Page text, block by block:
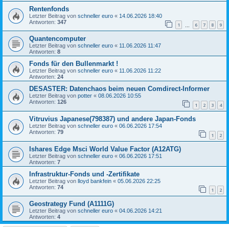
Rentenfonds
Letzter Beitrag von schneller euro « 14.06.2026 18:40
Antworten: 347 1 6 7 8 9
Quantencomputer
Letzter Beitrag von schneller euro « 11.06.2026 11:47
Antworten: 8
Fonds für den Bullenmarkt !
Letzter Beitrag von schneller euro « 11.06.2026 11:22
Antworten: 24
DESASTER: Datenchaos beim neuen Comdirect-Informer
Letzter Beitrag von potter « 08.06.2026 10:55
Antworten: 126 1 2 3 4
Vitruvius Japanese(798387) und andere Japan-Fonds
Letzter Beitrag von schneller euro « 06.06.2026 17:54
Antworten: 79 1 2
Ishares Edge Msci World Value Factor (A12ATG)
Letzter Beitrag von schneller euro « 06.06.2026 17:51
Antworten: 7
Infrastruktur-Fonds und -Zertifikate
Letzter Beitrag von lloyd bankfein « 05.06.2026 22:25
Antworten: 74 1 2
Geostrategy Fund (A1111G)
Letzter Beitrag von schneller euro « 04.06.2026 14:21
Antworten: 4